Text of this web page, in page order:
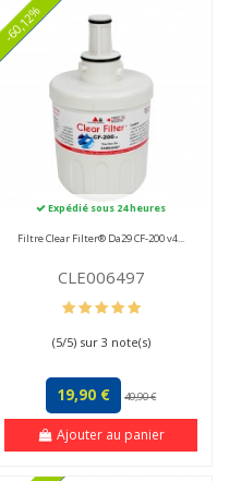
-60,12%
Expédié sous 24 heures
Filtre Clear Filter® Da29 CF-200 v4...
CLE006497
(5/5) sur 3 note(s)
19,90 € 49,90 €
Ajouter au panier